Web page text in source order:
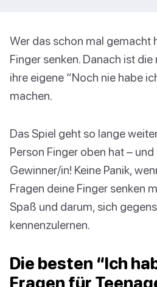
Wer das schon mal gemacht
Finger senken. Danach ist
ihre eigene “Noch nie habe
machen.
Das Spiel geht so lange
Person Finger oben hat –
Gewinner/in! Keine Panik,
Fragen deine Finger senken
Spaß und darum, sich
kennenzulernen.
Die besten “Ich
Fragen für